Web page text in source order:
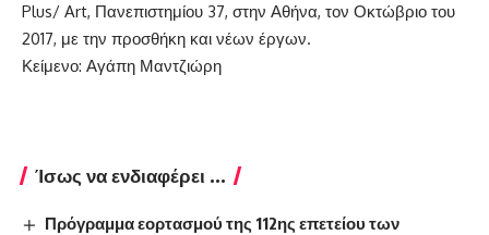
Plus/ Art, Πανεπιστημίου 37, στην Αθήνα, τον Οκτώβριο του
2017, με την προσθήκη και νέων έργων.
Κείμενο: Αγάπη Μαντζιώρη
Ίσως να ενδιαφέρει ...
Πρόγραμμα εορτασμού της 112ης επετείου των